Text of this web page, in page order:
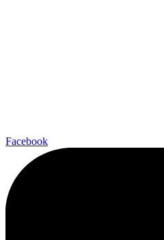
Facebook